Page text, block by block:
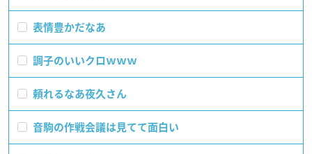
表情豊かだなあ
調子のいいクロｗｗｗ
頼れるなあ夜久さん
音駒の作戦会議は見てて面白い